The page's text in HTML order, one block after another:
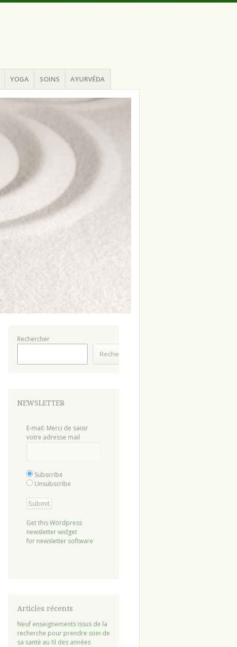
YOGA SOINS AYURVÉDA
Rechercher
Rechercher
NEWSLETTER
E-mail: Merci de saisir
votre adresse mail
Subscribe
Unsubscribe
Get thisWordpress
newsletter widget
for newsletter software
Articles récents
Neuf enseignements issus de la
recherche pour prendre soin de
sa santé au fil des années